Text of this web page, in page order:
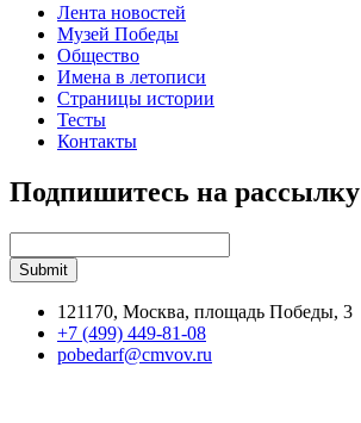
Лента новостей
Музей Победы
Общество
Имена в летописи
Страницы истории
Тесты
Контакты
Подпишитесь на рассылку
121170, Москва, площадь Победы, 3
+7 (499) 449-81-08
pobedarf@cmvov.ru